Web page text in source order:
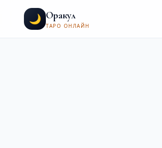
🌙 Оракул
ТАРО ОНЛАЙН